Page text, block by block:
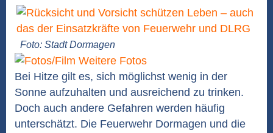
Foto: Stadt Dormagen
Weitere Fotos
Bei Hitze gilt es, sich möglichst wenig in der
Sonne aufzuhalten und ausreichend zu trinken.
Doch auch andere Gefahren werden häufig
unterschätzt. Die Feuerwehr Dormagen und die